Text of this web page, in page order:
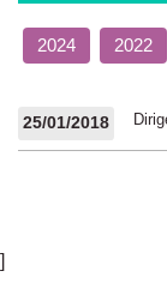
2024 2022
25/01/2018
]